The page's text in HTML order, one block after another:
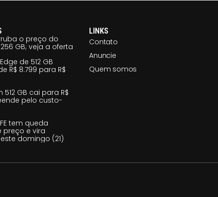
o preço do
GB; veja a oferta
de 512 GB
R$ 8.799 para R$
GB cai para R$
pelo custo-
tem queda
preço e vira
domingo (21)
LINKS
Contato
Anuncie
Quem somos